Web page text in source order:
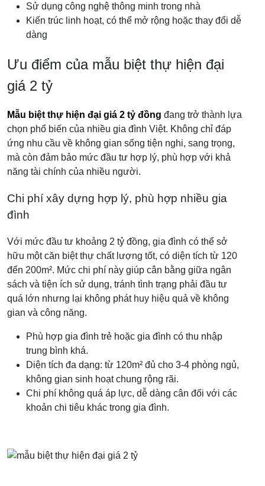
Sử dụng công nghệ thông minh trong nhà
Kiến trúc linh hoạt, có thể mở rộng hoặc thay đổi dễ
dàng
Ưu điểm của mẫu biệt thự hiện đại
giá 2 tỷ
Mẫu biệt thự hiện đại giá 2 tỷ đồng đang trở thành lựa
chọn phổ biến của nhiều gia đình Việt. Không chỉ đáp
ứng nhu cầu về không gian sống tiện nghi, sang trọng,
mà còn đảm bảo mức đầu tư hợp lý, phù hợp với khả
năng tài chính của nhiều người.
Chi phí xây dựng hợp lý, phù hợp nhiều gia
đình
Với mức đầu tư khoảng 2 tỷ đồng, gia đình có thể sở
hữu một căn biệt thự chất lượng tốt, có diện tích từ 120
đến 200m². Mức chi phí này giúp cân bằng giữa ngân
sách và tiện ích sử dụng, tránh tình trạng phải đầu tư
quá lớn nhưng lại không phát huy hiệu quả về không
gian và công năng.
Phù hợp gia đình trẻ hoặc gia đình có thu nhập
trung bình khá.
Diện tích đa dạng: từ 120m² đủ cho 3-4 phòng ngủ,
không gian sinh hoạt chung rộng rãi.
Chi phí không quá áp lực, dễ dàng cân đối với các
khoản chi tiêu khác trong gia đình.